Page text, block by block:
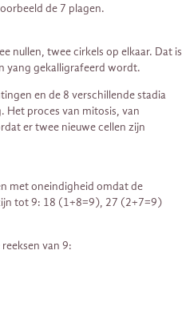
de 7 plagen.
nullen, twee cirkels op elkaar. Dat is
yang gekalligrafeerd wordt.
en de 8 verschillende stadia
Het proces van mitosis, van
er twee nieuwe cellen zijn
met oneindigheid omdat de
tot 9: 18 (1+8=9), 27 (2+7=9)
van 9: